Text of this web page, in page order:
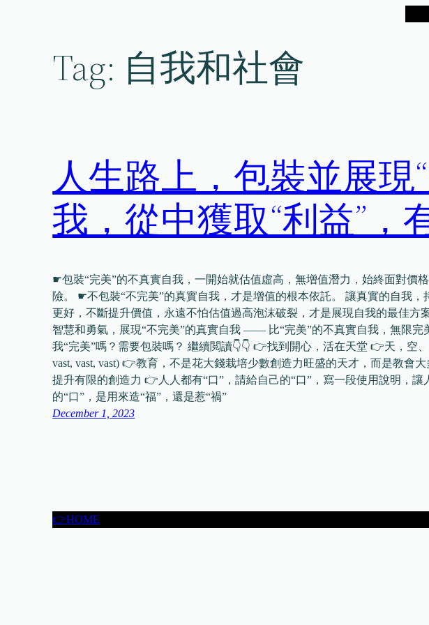
Tag: 自我和社會
人生路上，包裝並展現
我，從中獲取“利益”，
☛包裝“完美”的不真實自我，一開始就估值虛高，無增值潛力，始終面對價
險。 ☛不包裝“不完美”的真實自我，才是增值的根本依託。 讓真實的自我，
更好，不斷提升價值，永遠不怕估值過高泡沫破裂，才是展現自我的最佳方
智慧和勇氣，展現“不完美”的真實自我 —— 比“完美”的不真實自我，無限完
我“完美”嗎？需要包裝嗎？ 繼續閲讀👇👇 👉找到開心，活在天堂 👉天，空
vast, vast, vast) 👉教育，不是花大錢栽培少數創造力旺盛的天才，而是教會
提升有限的創造力 👉人人都有“口”，請給自己的“口”，寫一段使用說明，讓
的“口”，是用來造“福”，還是惹“禍”
December 1, 2023
👉HOME